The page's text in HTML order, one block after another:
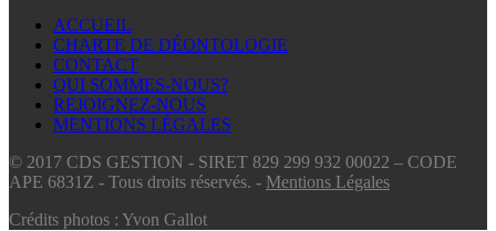
ACCUEIL
CHARTE DE DÉONTOLOGIE
CONTACT
QUI SOMMES-NOUS?
REJOIGNEZ-NOUS
MENTIONS LÉGALES
© 2017 CDS GESTION - SIRET 829 299 932 00022 – CODE
APE 6831Z - Tous droits réservés. - Mentions Légales
Crédits photos : Yvon Gallot